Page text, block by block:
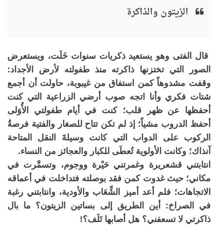
الزيتون والذاكرة
قال الفتى وهو يستعيد ذكريات سنوات خَلَت، ويستعرض
الصور التي تختزنها ذاكرته منذ طفولته لأرض الأجداد:
وقفت مشدوهاً كمن استفاق من غيبوبة، حاولت أن أجمع
شتات فكري وأنا اتجه صوب أرضي الزراعية التي كنت
أحفظها عن ظهر قلب؛ كنت في أيام طفولتي الأُوَلى
أحفظ الدروب مشياً؛ إذ لم تكن تتاح للصغار والفتية فرصةُ
الركوب على الدواب التي كانت وسيلةَ النقل المتاحة
آنذاك؛ وكانت الأولوية تُعطَى للكبار والعجائز من النساء.
انتابتني قشعريرة وغمرتني حَيْرة ووجوم، وتسمَّرت في
مكاني؛ حيث غدوت كمن فقد بوصلته فتداخلت في أعماقه
الاتجاهات؛ فلم أعد أميز الشِّعَاب والأودية، وانتابتني رغبة
في الصراخ: أين الطريق إلى بساتين الزيتون؟ ما بال
ذاكرتي لا تسعفني؟ هل أصابها تَلَف؟!